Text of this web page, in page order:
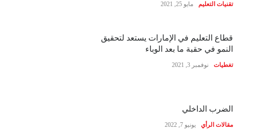
تقنيات التعليم مايو 25, 2021
قطاع التعليم في الإمارات يستعد لتحقيق
النمو في حقبة ما بعد الوباء
تغطيات نوفمبر 3, 2021
الضرب الداخلي
مقالات الرأي يونيو 7, 2022